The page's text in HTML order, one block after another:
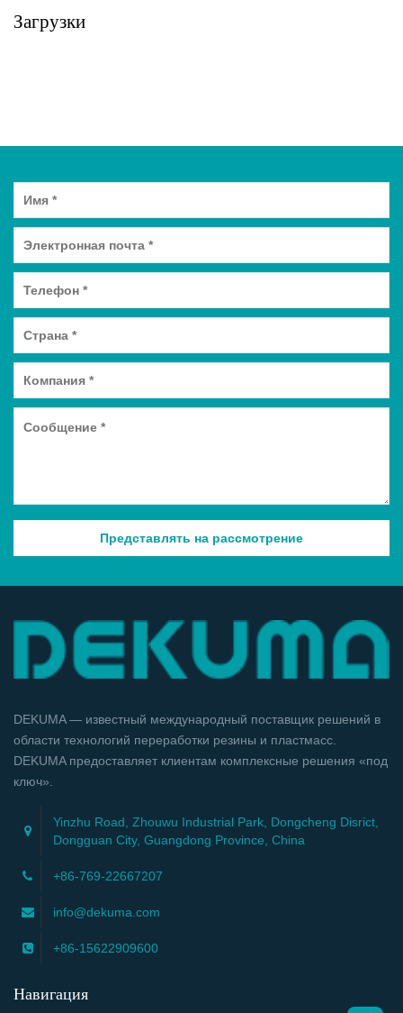
Загрузки
DEKUMA — известный международный поставщик решений в
области технологий переработки резины и пластмасс.
DEKUMA предоставляет клиентам комплексные решения «под
ключ».
Yinzhu Road, Zhouwu Industrial Park, Dongcheng Disrict,
Dongguan City, Guangdong Province, China
+86-769-22667207
info@dekuma.com
+86-15622909600
Навигация